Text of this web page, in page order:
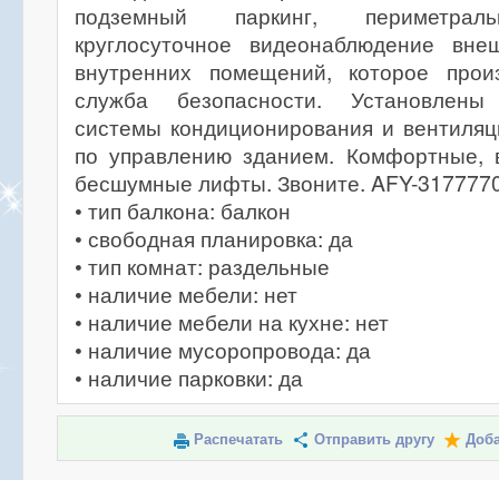
подземный паркинг,
круглосуточное видеонаблюдение
внутренних помещений, которое
служба безопасности. Установлены
системы кондиционирования и
по управлению зданием. Комфортные,
бесшумные лифты. Звоните. AFY-
• тип балкона: балкон
• свободная планировка: да
• тип комнат: раздельные
• наличие мебели: нет
• наличие мебели на кухне: нет
• наличие мусоропровода: да
• наличие парковки: да
Распечатать Отправить другу